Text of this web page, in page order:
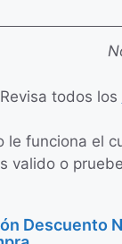
Revisa todos los
le funciona el
valido o
Descuento